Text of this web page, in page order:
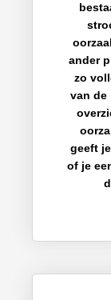
ander
zo
van de
geeft
of je